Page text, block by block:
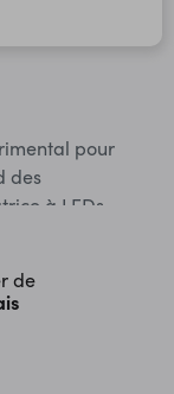
des
à LEDs,
de
(guide
- 5 x
de